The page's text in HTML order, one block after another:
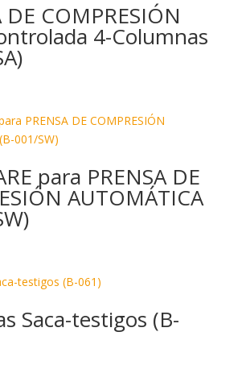
DE COMPRESIÓN
4-Columnas
para PRENSA DE
AUTOMÁTICA
Saca-testigos (B-